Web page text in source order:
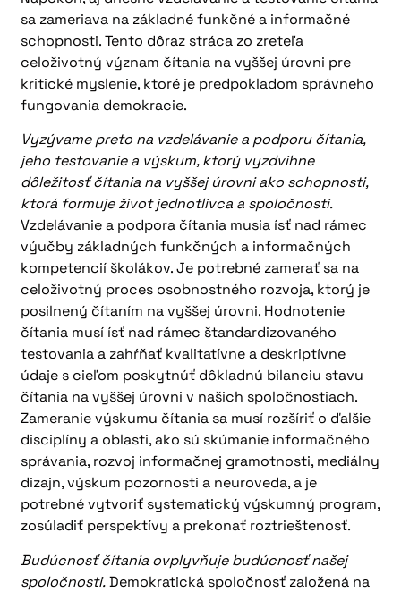
sa zameriava na základné funkčné a informačné
schopnosti. Tento dôraz stráca zo zreteľa
celoživotný význam čítania na vyššej úrovni pre
kritické myslenie, ktoré je predpokladom správneho
fungovania demokracie.
Vyzývame preto na vzdelávanie a podporu čítania,
jeho testovanie a výskum, ktorý vyzdvihne
dôležitosť čítania na vyššej úrovni ako schopnosti,
ktorá formuje život jednotlivca a spoločnosti.
Vzdelávanie a podpora čítania musia ísť nad rámec
výučby základných funkčných a informačných
kompetencií školákov. Je potrebné zamerať sa na
celoživotný proces osobnostného rozvoja, ktorý je
posilnený čítaním na vyššej úrovni. Hodnotenie
čítania musí ísť nad rámec štandardizovaného
testovania a zahŕňať kvalitatívne a deskriptívne
údaje s cieľom poskytnúť dôkladnú bilanciu stavu
čítania na vyššej úrovni v našich spoločnostiach.
Zameranie výskumu čítania sa musí rozšíriť o ďalšie
disciplíny a oblasti, ako sú skúmanie informačného
správania, rozvoj informačnej gramotnosti, mediálny
dizajn, výskum pozornosti a neuroveda, a je
potrebné vytvoriť systematický výskumný program,
zosúladiť perspektívy a prekonať roztrieštenosť.
Budúcnosť čítania ovplyvňuje budúcnosť našej
spoločnosti.Demokratická spoločnosť založená na